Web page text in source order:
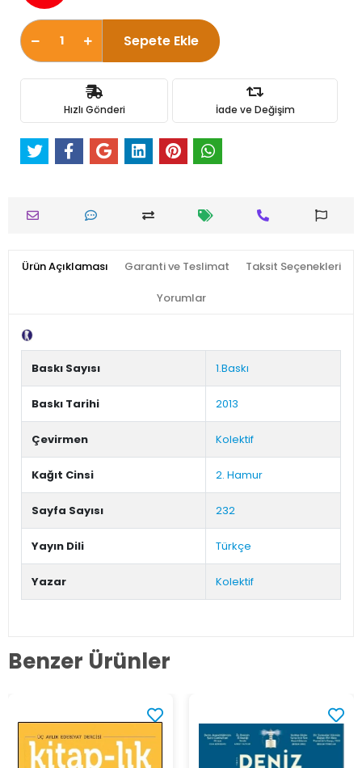
Sepete Ekle
Hızlı Gönderi İade ve Değişim
Ürün Açıklaması Garanti ve Teslimat Taksit Seçenekleri
Yorumlar
Baskı Sayısı 1.Baskı
Baskı Tarihi 2013
Çevirmen Kolektif
Kağıt Cinsi 2. Hamur
Sayfa Sayısı 232
Yayın Dili Türkçe
Yazar Kolektif
Benzer Ürünler